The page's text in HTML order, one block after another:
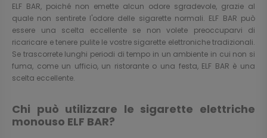
ELF BAR, poiché non emette alcun odore sgradevole, grazie al
quale non sentirete l'odore delle sigarette normali. ELF BAR può
essere una scelta eccellente se non volete preoccuparvi di
ricaricare e tenere pulite le vostre sigarette elettroniche tradizionali.
Se trascorrete lunghi periodi di tempo in un ambiente in cui non si
fuma, come un ufficio, un ristorante o una festa, ELF BAR è una
scelta eccellente.
Chi può utilizzare le sigarette elettriche
monouso ELF BAR?